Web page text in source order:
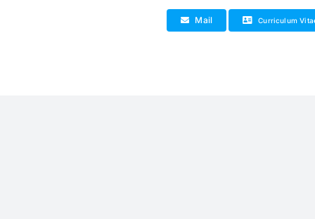
Mail Curriculum